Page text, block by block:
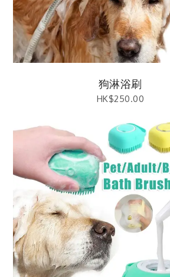
狗淋浴刷
HK$250.00